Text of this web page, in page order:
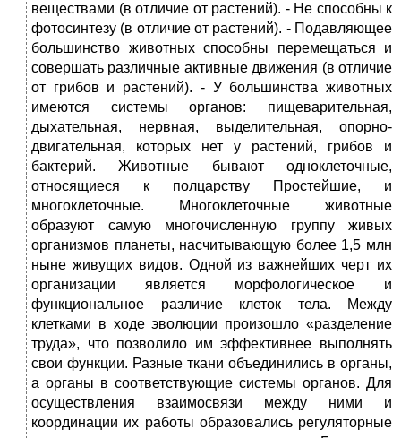
веществами (в отличие от растений). - Не способны к
фотосинтезу (в отличие от растений). - Подавляющее
большинство животных способны перемещаться и
совершать различные активные движения (в отличие
от грибов и растений). - У большинства животных
имеются системы органов: пищеварительная,
дыхательная, нервная, выделительная, опорно-
двигательная, которых нет у растений, грибов и
бактерий. Животные бывают одноклеточные,
относящиеся к полцарству Простейшие, и
многоклеточные. Многоклеточные животные
образуют самую многочисленную группу живых
организмов планеты, насчитывающую более 1,5 млн
ныне живущих видов. Одной из важнейших черт их
организации является морфологическое и
функциональное различие клеток тела. Между
клетками в ходе эволюции произошло «разделение
труда», что позволило им эффективнее выполнять
свои функции. Разные ткани объединились в органы,
а органы в соответствующие системы органов. Для
осуществления взаимосвязи между ними и
координации их работы образовались регуляторные